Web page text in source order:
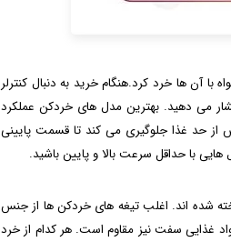
آن ها خرد کرد.هنگام خرید به دنبال کنترلر
می‌ دهید. بهترین مدل‌ های خردکن عملکرد
از حد غذا جلوگیری می ‌کند تا قسمت پایینی
با حداقل سرعت بالا و پایین باشید.
شده اند. اغلب تیغه های خردکن ها از جنس
غذایی سفت نیز مقاوم است. هر کدام از خرد